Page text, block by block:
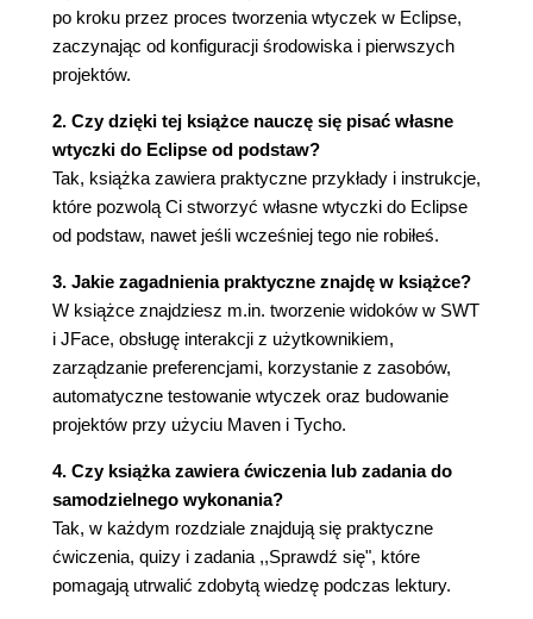
Kroki do wykonania - rysowanie własnego
widoku (50)
Kroki do wykonania - rysowanie wskazówki
Kroki do wykonania - animacja wskazówki
sekund (54)
Kroki do wykonania - uruchomienie w wątku
interfejsu użytkownika (55)
Kroki do wykonania - tworzenie widgetu
wielokrotnego użytku (56)
Kroki do wykonania - korzystanie z układu
graficznego widoku (58)
Quiz - działanie widoków (61)
Sprawdź się - wskazówki minut i godzin (61)
Zarządzanie zasobami (61)
Kroki do wykonania - znajdowanie wycieku
(63)
Kroki do wykonania - zatykanie wycieku (65)
Quiz - działanie zasobów (67)
Sprawdź się - rozbudowa widgetu zegara (67)
po kroku przez proces tworzenia wtyczek w Eclipse,
zaczynając od konfiguracji środowiska i pierwszych
projektów.
2. Czy dzięki tej książce nauczę się pisać własne
wtyczki do Eclipse od podstaw?
Tak, książka zawiera praktyczne przykłady i instrukcje,
które pozwolą Ci stworzyć własne wtyczki do Eclipse
od podstaw, nawet jeśli wcześniej tego nie robiłeś.
3. Jakie zagadnienia praktyczne znajdę w książce?
W książce znajdziesz m.in. tworzenie widoków w SWT
i JFace, obsługę interakcji z użytkownikiem,
zarządzanie preferencjami, korzystanie z zasobów,
automatyczne testowanie wtyczek oraz budowanie
projektów przy użyciu Maven i Tycho.
4. Czy książka zawiera ćwiczenia lub zadania do
samodzielnego wykonania?
Tak, w każdym rozdziale znajdują się praktyczne
ćwiczenia, quizy i zadania ,,Sprawdź się", które
pomagają utrwalić zdobytą wiedzę podczas lektury.